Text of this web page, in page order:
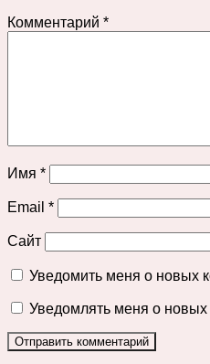
Комментарий *
Имя *
Email *
Сайт
Уведомить меня о новых
Уведомлять меня о новых